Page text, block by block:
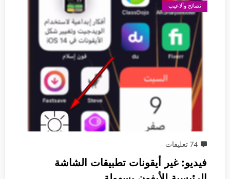
نصائح وألاعيب
74 تعليقات
فيديو: غير أيقونات تطبيقات الشاشة